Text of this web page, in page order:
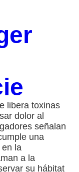
libera toxinas
dolor al
señalan
una
la
a la
su hábitat